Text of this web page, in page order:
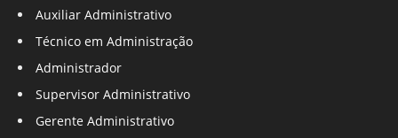
Auxiliar Administrativo
Técnico em Administração
Administrador
Supervisor Administrativo
Gerente Administrativo